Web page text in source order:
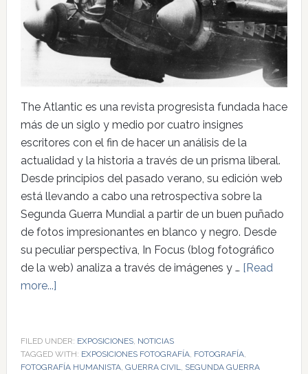
The Atlantic es una revista progresista fundada hace
más de un siglo y medio por cuatro insignes
escritores con el fin de hacer un análisis de la
actualidad y la historia a través de un prisma liberal.
Desde principios del pasado verano, su edición web
está llevando a cabo una retrospectiva sobre la
Segunda Guerra Mundial a partir de un buen puñado
de fotos impresionantes en blanco y negro. Desde
su peculiar perspectiva, In Focus (blog fotográfico
de la web) analiza a través de imágenes y … [Read
more...]
FILED UNDER: EXPOSICIONES, NOTICIAS
TAGGED WITH: EXPOSICIONES FOTOGRAFÍA, FOTOGRAFÍA,
FOTOGRAFÍA HUMANISTA, GUERRA CIVIL
SEGUNDA GUERRA